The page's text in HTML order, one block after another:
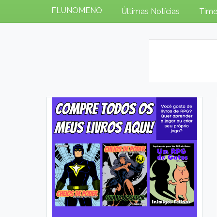
FLUNOMENO Últimas Notícias